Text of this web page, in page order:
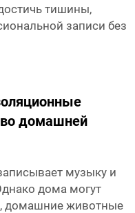
тишины,
записи без
домашней
музыку и
дома могут
домашние животные